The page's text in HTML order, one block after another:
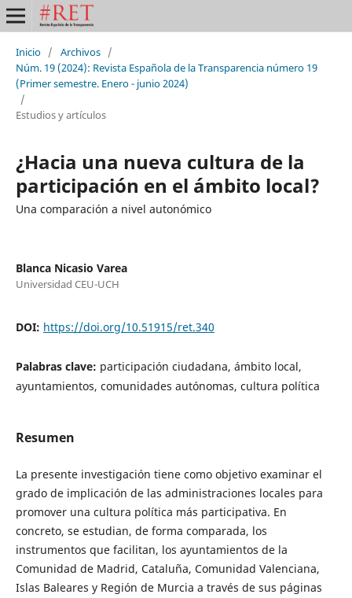
Inicio / Archivos /
Núm. 19 (2024): Revista Española de la Transparencia número 19
(Primer semestre. Enero - junio 2024)
/
Estudios y artículos
¿Hacia una nueva cultura de la
participación en el ámbito local?
Una comparación a nivel autonómico
Blanca Nicasio Varea
Universidad CEU-UCH
DOI: https://doi.org/10.51915/ret.340
Palabras clave: participación ciudadana, ámbito local,
ayuntamientos, comunidades autónomas, cultura política
Resumen
La presente investigación tiene como objetivo examinar el
grado de implicación de las administraciones locales para
promover una cultura política más participativa. En
concreto, se estudian, de forma comparada, los
instrumentos que facilitan, los ayuntamientos de la
Comunidad de Madrid, Cataluña, Comunidad Valenciana,
Islas Baleares y Región de Murcia a través de sus páginas